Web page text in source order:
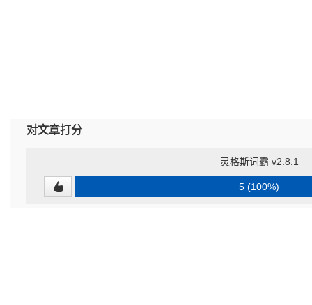
对文章打分
灵格斯词霸 v2.8.1
5 (100%)